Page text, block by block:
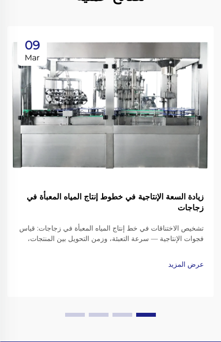
09
Mar
زيادة السعة الإنتاجية في خطوط إنتاج المياه المعبأة في
زجاجات
تشخيص الاختناقات في خط إنتاج المياه المعبأة في زجاجات: قياس
فجوات الإنتاجية — سرعة التعبئة، وزمن التحويل بين المنتجات،
ابدأ مقارنةً…
عرض المزيد